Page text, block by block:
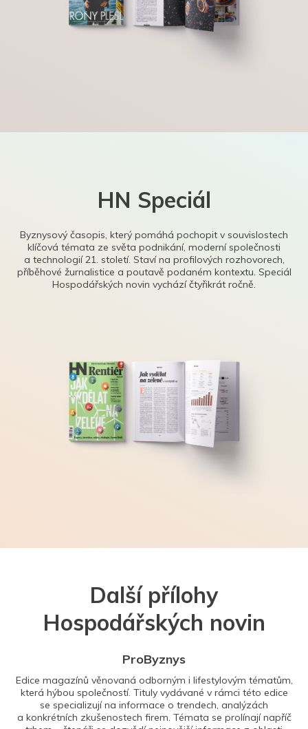
HN Speciál
Byznysový časopis, který pomáhá pochopit v souvislostech
klíčová témata ze světa podnikání, moderní společnosti
a technologií 21. století. Staví na profilových rozhovorech,
příběhové žurnalistice a poutavě podaném kontextu. Speciál
Hospodářských novin vychází čtyřikrát ročně.
Další přílohy
Hospodářských novin
ProByznys
Edice magazínů věnovaná odborným i lifestylovým tématům,
která hýbou společností. Tituly vydávané v rámci této edice
se specializují na informace o trendech, analýzách
a konkrétních zkušenostech firem. Témata se prolínají napříč